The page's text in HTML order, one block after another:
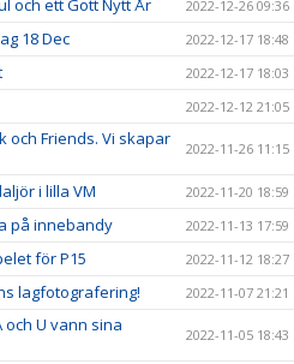
och ett Gott Nytt År 2022-12-26 09:36
18 Dec 2022-12-17 18:48
2022-12-17 18:03
2022-12-12 21:05
och Friends. Vi skapar
2022-11-26 11:15
i lilla VM 2022-11-20 18:59
på innebandy 2022-11-13 17:59
för P15 2022-11-12 18:27
lagfotografering! 2022-11-07 21:21
och U vann sina
2022-11-05 18:43